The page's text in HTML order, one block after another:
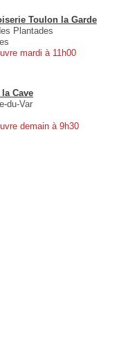
Toulon la Garde
Plantades
mardi à 11h00
Cave
du-Var
demain à 9h30